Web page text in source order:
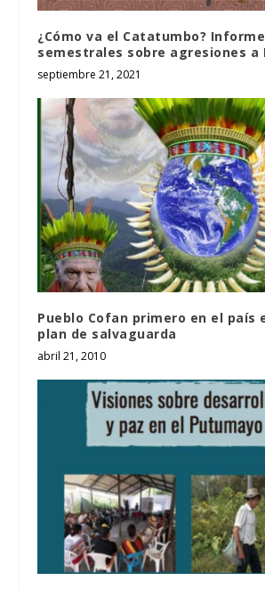
¿Cómo va el Catatumbo?
semestrales sobre agresiones a
septiembre 21, 2021
Pueblo Cofan primero en el país
plan de salvaguarda
abril 21, 2010